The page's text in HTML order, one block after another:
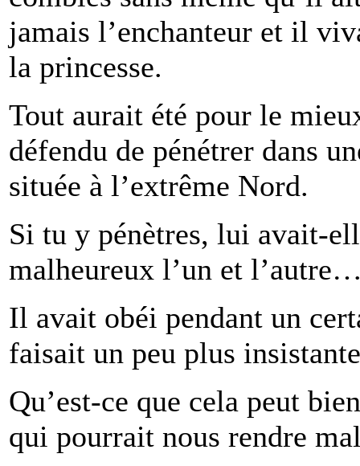
jamais l’enchanteur et il
la princesse.
Tout aurait été pour le
défendu de pénétrer dans
située à l’extrême Nord.
Si tu y pénètres, lui avait-
malheureux l’un et
Il avait obéi pendant un
faisait un peu plus
Qu’est-ce que cela peut
qui pourrait nous rendre